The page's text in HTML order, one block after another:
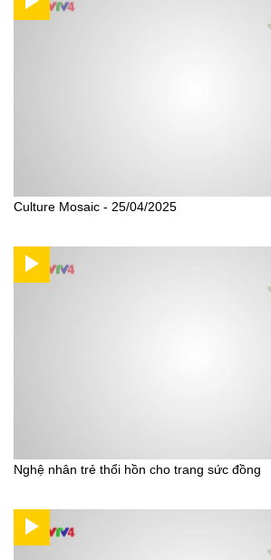
Culture Mosaic - 25/04/2025
Nghệ nhân trẻ thổi hồn cho trang sức đồng